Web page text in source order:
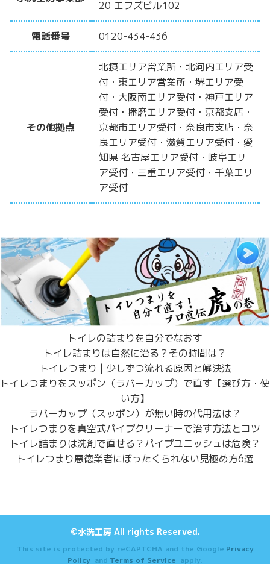
20 エフズビル102
電話番号 0120-434-436
その他拠点
北摂エリア営業所・北河内エリア受
付・東エリア営業所・堺エリア受
付・大阪南エリア受付・神戸エリア
受付・播磨エリア受付・京都支店・
京都市エリア受付・奈良市支店・奈
良エリア受付・滋賀エリア受付・愛
知県 名古屋エリア受付・岐阜エリ
ア受付・三重エリア受付・千葉エリ
ア受付
トイレの詰まりを自分でなおす
トイレ詰まりは自然に治る？その時間は？
トイレつまり | 少しずつ流れる原因と解決法
トイレつまりをスッポン（ラバーカップ）で直す【選び方・使
い方】
ラバーカップ（スッポン）が無い時の代用法は？
トイレつまりを真空式パイプクリーナーで治す方法とコツ
トイレ詰まりは洗剤で直せる？パイプユニッシュは危険？
トイレつまり悪徳業者にぼったくられない見極め方6選
©水洗工房 All rights Reserved.
This site is protected by reCAPTCHA and the Google Privacy
Policy and Terms of Service apply.